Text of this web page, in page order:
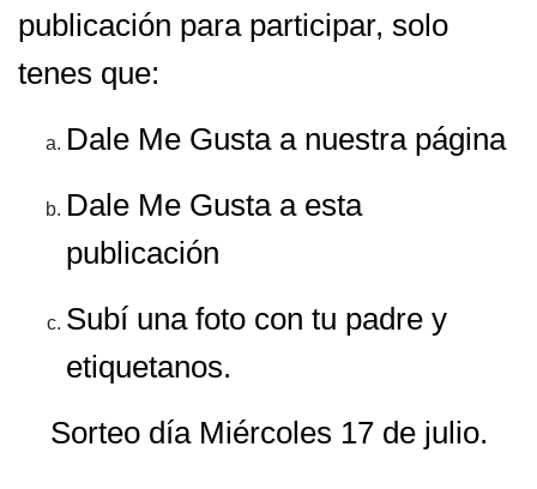
publicación para participar, solo
tenes que:
Dale Me Gusta a nuestra página
Dale Me Gusta a esta
publicación
Subí una foto con tu padre y
etiquetanos.
Sorteo día Miércoles 17 de julio.